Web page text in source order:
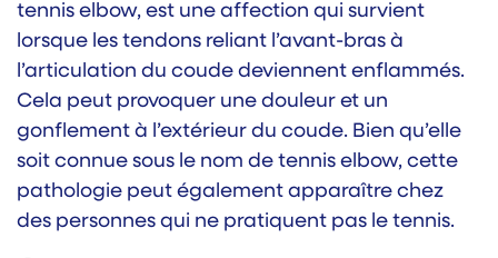
tennis elbow, est une affection qui survient
lorsque les tendons reliant l’avant-bras à
l’articulation du coude deviennent enflammés.
Cela peut provoquer une douleur et un
gonflement à l’extérieur du coude. Bien qu’elle
soit connue sous le nom de tennis elbow, cette
pathologie peut également apparaître chez
des personnes qui ne pratiquent pas le tennis.